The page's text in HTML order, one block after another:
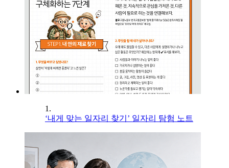
1.
‘내게 맞는 일자리 찾기’ 일자리 탐험 노트